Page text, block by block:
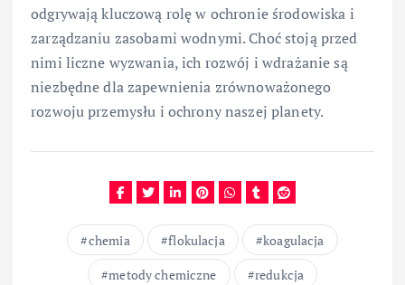
odgrywają kluczową rolę w ochronie środowiska i
zarządzaniu zasobami wodnymi. Choć stoją przed
nimi liczne wyzwania, ich rozwój i wdrażanie są
niezbędne dla zapewnienia zrównoważonego
rozwoju przemysłu i ochrony naszej planety.
chemia flokulacja
koagulacja
metody chemiczne
redukcja